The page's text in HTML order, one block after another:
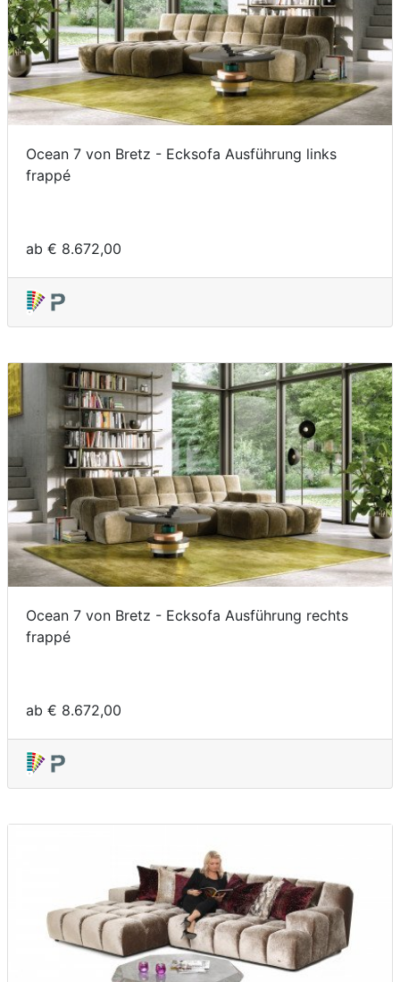
Ocean 7 von Bretz - Ecksofa Ausführung links
frappé
ab € 8.672,00
Ocean 7 von Bretz - Ecksofa Ausführung rechts
frappé
ab € 8.672,00